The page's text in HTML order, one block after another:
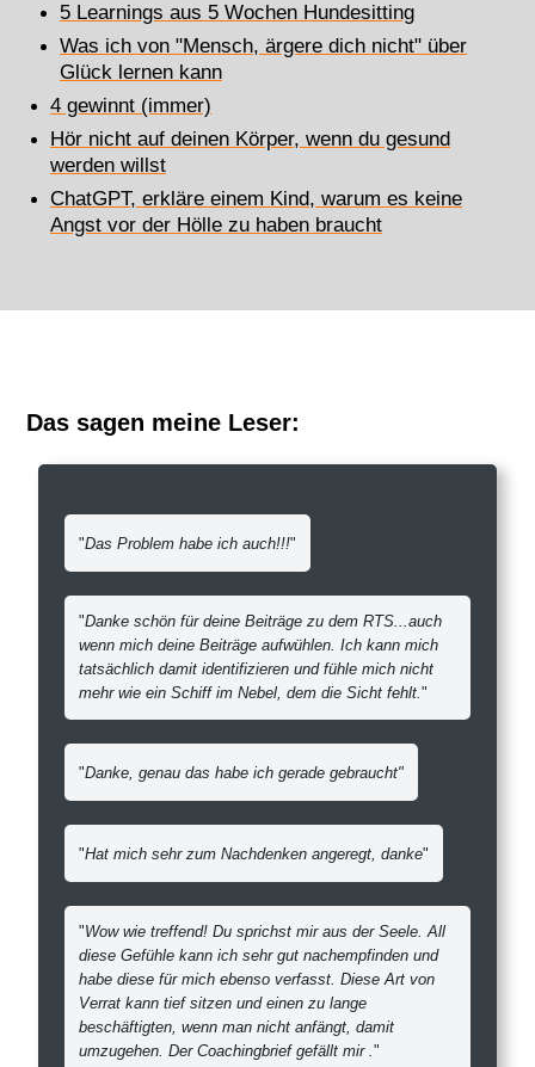
5 Learnings aus 5 Wochen Hundesitting
Was ich von "Mensch, ärgere dich nicht" über
Glück lernen kann
4 gewinnt (immer)
Hör nicht auf deinen Körper, wenn du gesund
werden willst
ChatGPT, erkläre einem Kind, warum es keine
Angst vor der Hölle zu haben braucht
Das sagen meine Leser:
"Das Problem habe ich auch!!!"
"Danke schön für deine Beiträge zu dem RTS...auch
wenn mich deine Beiträge aufwühlen. Ich kann mich
tatsächlich damit identifizieren und fühle mich nicht
mehr wie ein Schiff im Nebel, dem die Sicht fehlt."
"Danke, genau das habe ich gerade gebraucht"
"Hat mich sehr zum Nachdenken angeregt, danke"
"Wow wie treffend! Du sprichst mir aus der Seele. All
diese Gefühle kann ich sehr gut nachempfinden und
habe diese für mich ebenso verfasst. Diese Art von
Verrat kann tief sitzen und einen zu lange
beschäftigten, wenn man nicht anfängt, damit
umzugehen. Der Coachingbrief gefällt mir ."